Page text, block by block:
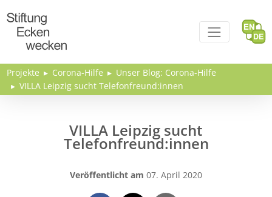
Projekte Corona-Hilfe
Unser Blog: Corona-Hilfe
VILLA Leipzig sucht Telefonfreund:innen
VILLA Leipzig sucht
Telefonfreund:innen
Veröffentlicht am 07. April 2020